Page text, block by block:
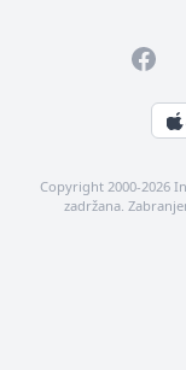
Copyright 2000-2026
zadržana.